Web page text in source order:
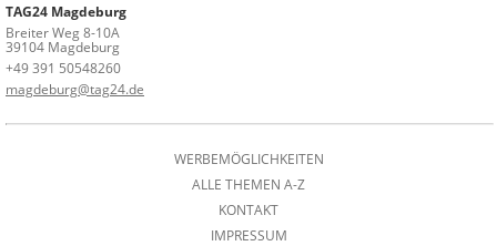
TAG24 Magdeburg
Breiter Weg 8-10A
39104 Magdeburg
+49 391 50548260
magdeburg@tag24.de
WERBEMÖGLICHKEITEN
ALLE THEMEN A-Z
KONTAKT
IMPRESSUM